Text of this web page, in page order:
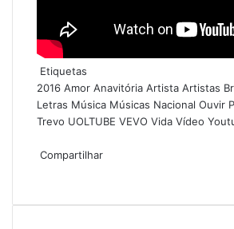
Etiquetas
2016 Amor Anavitória Artista Artistas
Letras Música Músicas Nacional Ouvir
Trevo UOLTUBE VEVO Vida Vídeo
Compartilhar
e-